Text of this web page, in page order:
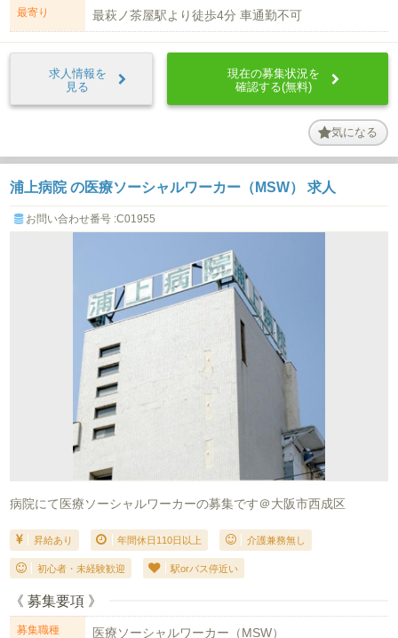
最寄り 最萩ノ茶屋駅より徒歩4分 車通勤不可
求人情報を
見る
現在の募集状況を
確認する(無料)
気になる
浦上病院 の医療ソーシャルワーカー（MSW） 求人
お問い合わせ番号 :C01955
病院にて医療ソーシャルワーカーの募集です＠大阪市西成区
昇給あり 年間休日110日以上 介護兼務無し
初心者・未経験歓迎 駅orバス停近い
《 募集要項 》
募集職種 医療ソーシャルワーカー（MSW）